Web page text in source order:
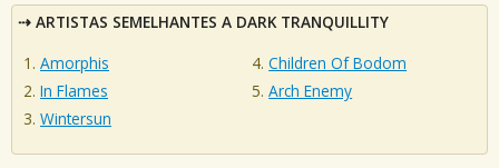
ARTISTAS SEMELHANTES A DARK TRANQUILLITY
Amorphis
In Flames
Wintersun
Children Of Bodom
Arch Enemy